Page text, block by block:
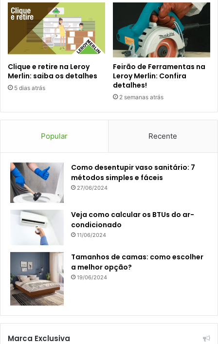
Clique e retire na Leroy
Merlin: saiba os detalhes
5 dias atrás
Feirão de Ferramentas na
Leroy Merlin: Confira
detalhes!
2 semanas atrás
Popular Recente
Como desentupir vaso sanitário: 7
métodos simples e fáceis
27/06/2024
Veja como calcular os BTUs do ar-
condicionado
11/06/2024
Tamanhos de camas: como escolher
a melhor opção?
19/06/2024
Marca Exclusiva